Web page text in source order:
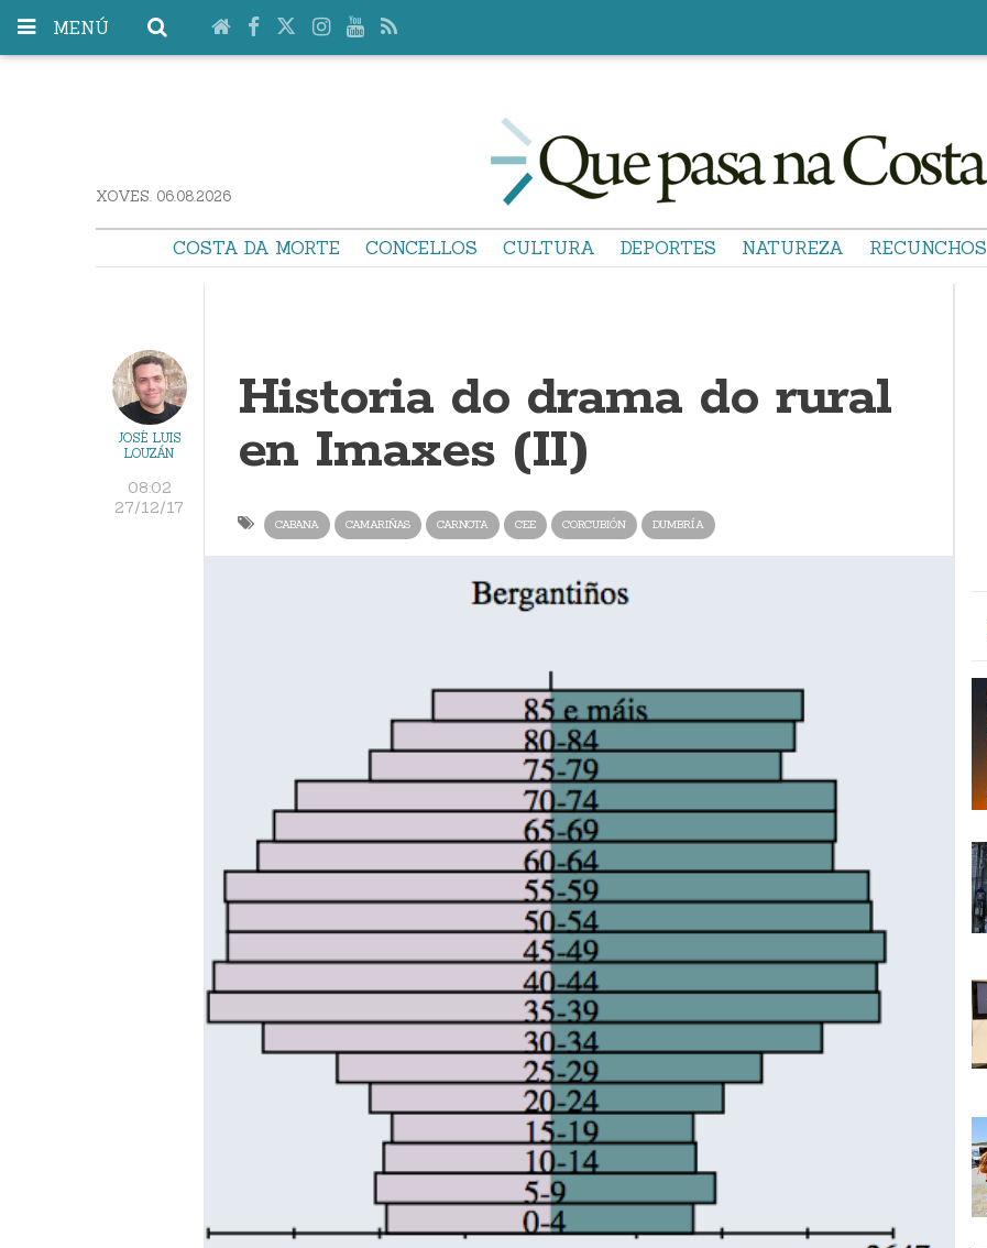
MENÚ
XOVES. 06.08.2026
COSTA DA MORTE CONCELLOS CULTURA DEPORTES NATUREZA RECUNCHOS
JOSÉ LUIS
LOUZÁN
08:02
27/12/17
Historia do drama do rural
en Imaxes (II)
CABANA CAMARIÑAS CARNOTA CEE CORCUBIÓN DUMBRÍA